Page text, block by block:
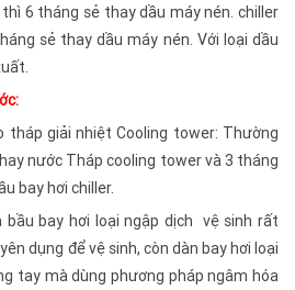
6 tháng sẻ thay dầu máy nén. chiller
sẻ thay dầu máy nén. Với loại dầu
tháp giải nhiệt Cooling tower: Thường
nước Tháp cooling tower và 3 tháng
bay hơi chiller.
bay hơi loại ngập dịch vệ sinh rất
dụng để vệ sinh, còn dàn bay hơi loại
tay mà dùng phương pháp ngâm hóa